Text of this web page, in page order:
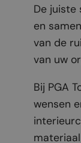
De juiste
en
van de
van uw
Bij PGA
wensen